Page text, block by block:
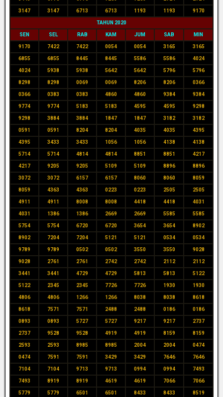
3147 3147 6713 6713 1193 1193 9170
TAHUN 2020
SEN SEL RAB KAM JUM SAB MIN
9170 7422 7422 0054 0054 3165 3165
6855 6855 8445 8445 5586 5586 4024
4024 5938 5938 5642 5642 5796 5796
8298 8298 0069 0069 8206 8206 0366
0366 0383 0383 4860 4860 9384 9384
9774 9774 5183 5183 4595 4595 9298
9298 3884 3884 1847 1847 3182 3182
0591 0591 8204 8204 4035 4035 4395
4395 3433 3433 1056 1056 4138 4138
5714 5714 4814 4814 8851 8851 4217
4217 9205 9205 5109 5109 8896 8896
3072 3072 6157 6157 8060 8060 8059
8059 4363 4363 0223 0223 2505 2505
4911 4911 8008 8008 4418 4418 4031
4031 1386 1386 2669 2669 5585 5585
5754 5754 6720 6720 3654 3654 8902
8902 7204 7204 5121 5121 0534 0534
9789 9789 0502 0502 3550 3550 9028
9028 2761 2761 2742 2742 2112 2112
3441 3441 4729 4729 5813 5813 5122
5122 2345 2345 7726 7726 1930 1930
4806 4806 1266 1266 8038 8038 8618
8618 7571 7571 2488 2488 0186 0186
0893 0893 5727 5727 9217 9217 2737
2737 9528 9528 4919 4919 8159 8159
2593 2593 8985 8985 2004 2004 0474
0474 7591 7591 3429 3429 7646 7646
7104 7104 9713 9713 0994 0994 7493
7493 8919 8919 4619 4619 7066 7066
5779 5779 6501 6501 8433 8433 8519